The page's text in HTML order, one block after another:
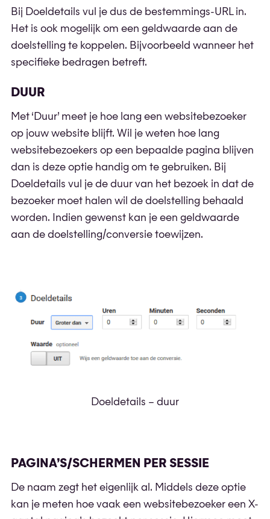
Bij Doeldetails vul je dus de bestemmings-URL in.
Het is ook mogelijk om een geldwaarde aan de
doelstelling te koppelen. Bijvoorbeeld wanneer het
specifieke bedragen betreft.
DUUR
Met ‘Duur’ meet je hoe lang een websitebezoeker
op jouw website blijft. Wil je weten hoe lang
websitebezoekers op een bepaalde pagina blijven
dan is deze optie handig om te gebruiken. Bij
Doeldetails vul je de duur van het bezoek in dat de
bezoeker moet halen wil de doelstelling behaald
worden. Indien gewenst kan je een geldwaarde
aan de doelstelling/conversie toewijzen.
Doeldetails – duur
PAGINA’S/SCHERMEN PER SESSIE
De naam zegt het eigenlijk al. Middels deze optie
kan je meten hoe vaak een websitebezoeker een X-